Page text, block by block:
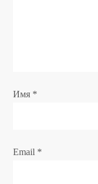
п
с
Имя *
Email *